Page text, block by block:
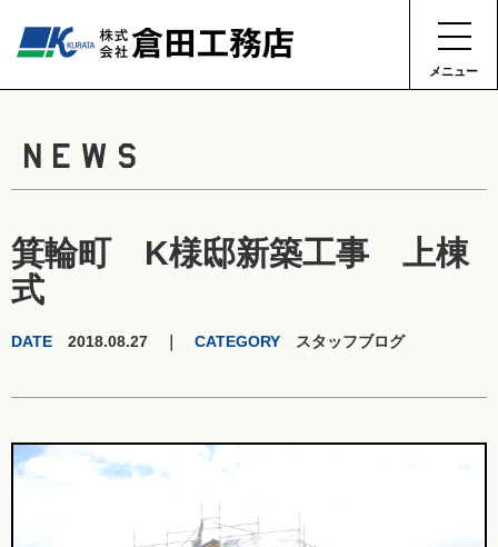
メニュー
NEWS
箕輪町 K様邸新築工事 上棟
式
DATE 2018.08.27 ｜ CATEGORY スタッフブログ